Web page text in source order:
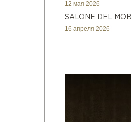
12 мая 2026
SALONE DEL
16 апреля 2026